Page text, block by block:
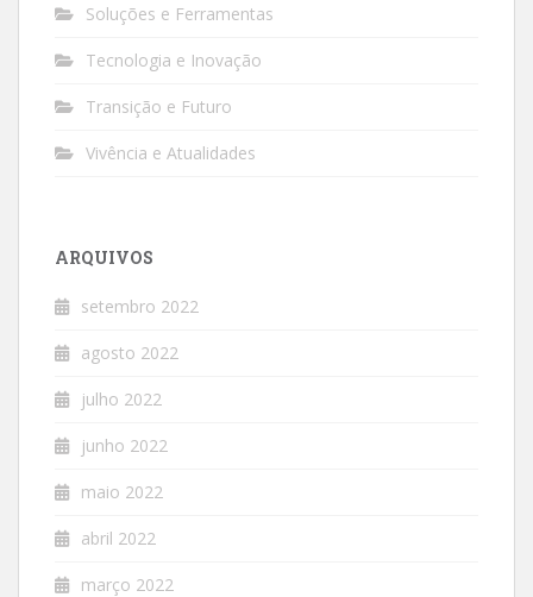
Soluções e Ferramentas
Tecnologia e Inovação
Transição e Futuro
Vivência e Atualidades
ARQUIVOS
setembro 2022
agosto 2022
julho 2022
junho 2022
maio 2022
abril 2022
março 2022